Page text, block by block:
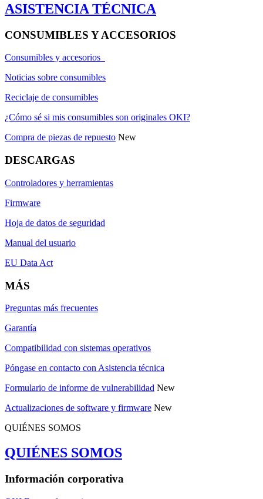
ASISTENCIA TÉCNICA
CONSUMIBLES Y ACCESORIOS
Consumibles y accesorios
Noticias sobre consumibles
Reciclaje de consumibles
¿Cómo sé si mis consumibles son originales OKI?
Compra de piezas de repuesto New
DESCARGAS
Controladores y herramientas
Firmware
Hoja de datos de seguridad
Manual del usuario
EU Data Act
MÁS
Preguntas más frecuentes
Garantía
Compatibilidad con sistemas operativos
Póngase en contacto con Asistencia técnica
Formulario de informe de vulnerabilidad New
Actualizaciones de software y firmware New
QUIÉNES SOMOS
QUIÉNES SOMOS
Información corporativa